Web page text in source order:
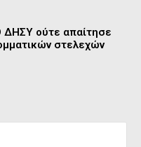
ούτε απαίτησε
στελεχών